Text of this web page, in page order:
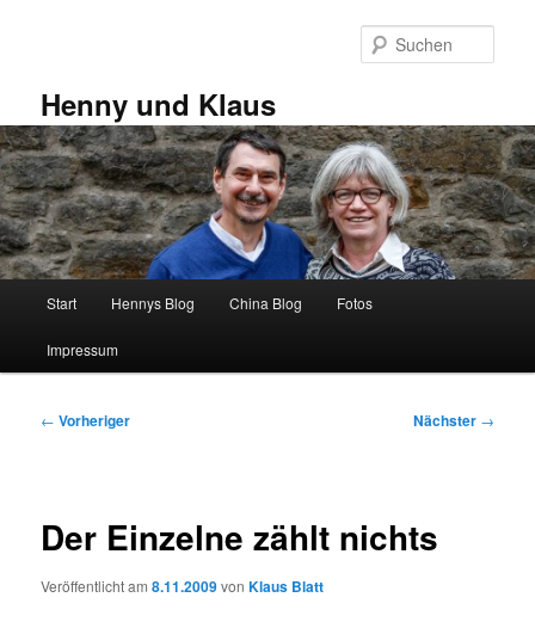
Henny und Klaus
Start Hennys Blog China Blog Fotos
Impressum
Beitragsnavigation
← Vorheriger Nächster →
Der Einzelne zählt nichts
Veröffentlicht am8.11.2009vonKlaus Blatt